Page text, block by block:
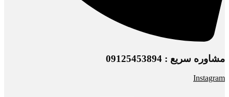
مشاوره سریع : 09125453894
Instagram